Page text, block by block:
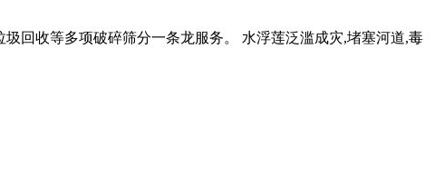
回收等多项破碎筛分一条龙服务。 水浮莲泛滥成灾,堵塞河道,毒